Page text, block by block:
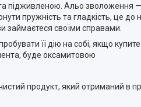
підживленою. Альо зволоження
пружність та гладкість, це до
займаєтеся своїми справами.
її дію на собі, якщо
буде оксамитовою
продукт, який отриманий в